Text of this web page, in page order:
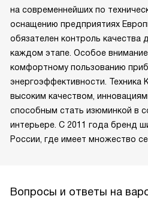
на современнейших по
оснащению предприятиях
обязателен контроль качества
каждом этапе. Особое
комфортному пользованию
энергоэффективности. Техника
высоким качеством,
способным стать изюминкой в
интерьере. С 2011 года бренд
России, где имеет множество
Вопросы и ответы на